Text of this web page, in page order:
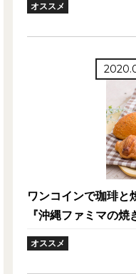
オススメ
ワンコインで珈琲と
『沖縄ファミマの
オススメ